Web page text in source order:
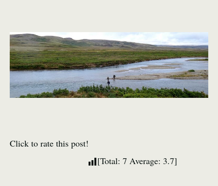
Click to rate this post!
[Total: 7 Average: 3.7]